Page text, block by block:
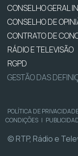
CONSELHO GERAL
CONSELHO DE
CONTRATO DE
RÁDIO E TELEVISÃO
RGPD
GESTÃO DAS
POLÍTICA DE
CONDIÇÕES |
© RTP, Rádio e